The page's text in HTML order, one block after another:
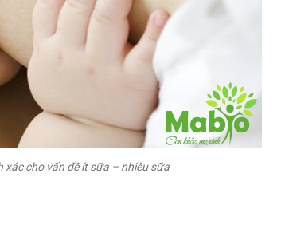
xác cho vấn đề ít sữa – nhiều sữa